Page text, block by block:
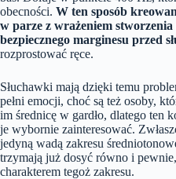
obecności. W ten sposób
w parze z wrażeniem stworzenia
bezpiecznego marginesu przed
rozprostować ręce.
Słuchawki mają dzięki temu
pełni emocji, choć są też osoby,
im średnicę w gardło, dlatego ten
je wybornie zainteresować.
jedyną wadą zakresu
trzymają już dosyć równo i
charakterem tegoż zakresu.